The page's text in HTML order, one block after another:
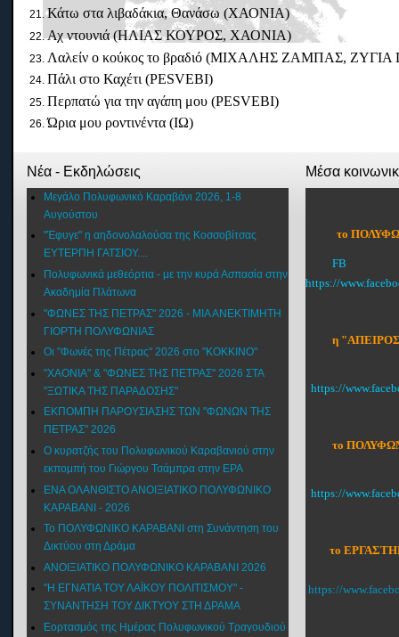
Κάτω στα λιβαδάκια, Θανάσω (ΧΑΟΝΙΑ)
Αχ ντουνιά (ΗΛΙΑΣ ΚΟΥΡΟΣ, ΧΑΟΝΙΑ)
Λαλείν ο κούκος το βραδιό (ΜΙΧΑΛΗΣ ΖΑΜΠΑΣ,
Πάλι στο Καχέτι (PESVEBI)
Περπατώ για την αγάπη μου (PESVEBI)
Ώρια μου ροντινέντα (ΙΩ)
Νέα - Εκδηλώσεις
Μεγάλο Πολυφωνικό Καραβάνι 2026, 1-8
Αυγούστου
"Έφυγε" η αηδονολαλούσα της Κοσσοβίτσας
ΕΥΤΕΡΠΗ ΓΑΤΣΙΟΥ....
Πολυφωνικά μεθεόρτια - με την κυρά Ασπασία στην
Ακαδημία Πλάτωνα
"ΦΩΝΕΣ ΤΗΣ ΠΕΤΡΑΣ" 2026 - ΜΙΑ ΑΝΕΚΤΙΜΗΤΗ
ΓΙΟΡΤΗ ΠΟΛΥΦΩΝΙΑΣ
Οι "Φωνές της Πέτρας" 2026 στο "ΚΟΚΚΙΝΟ"
"XAONIA" & "ΦΩΝΕΣ ΤΗΣ ΠΕΤΡΑΣ" 2026 ΣΤΑ
"ΞΩΤΙΚΑ ΤΗΣ ΠΑΡΑΔΟΣΗΣ"
ΕΚΠΟΜΠΗ ΠΑΡΟΥΣΙΑΣΗΣ ΤΩΝ "ΦΩΝΩΝ ΤΗΣ
ΠΕΤΡΑΣ" 2026
Ο κυρατζής του Πολυφωνικού Καραβανιού στην
εκπομπή του Γιώργου Τσάμπρα στην ΕΡΑ
ΕΝΑ ΟΛΑΝΘΙΣΤΟ ΑΝΟΙΞΙΑΤΙΚΟ ΠΟΛΥΦΩΝΙΚΟ
ΚΑΡΑΒΑΝΙ - 2026
Το ΠΟΛΥΦΩΝΙΚΟ ΚΑΡΑΒΑΝΙ στη Συνάντηση του
Δικτύου στη Δράμα
ΑΝΟΙΞΙΑΤΙΚΟ ΠΟΛΥΦΩΝΙΚΟ ΚΑΡΑΒΑΝΙ 2026
"Η ΕΓΝΑΤΙΑ ΤΟΥ ΛΑΪΚΟΥ ΠΟΛΙΤΙΣΜΟΥ" -
ΣΥΝΑΝΤΗΣΗ ΤΟΥ ΔΙΚΤΥΟΥ ΣΤΗ ΔΡΑΜΑ
Εορτασμός της Ημέρας Πολυφωνικού Τραγουδιού
Μέσα
το
FB
https://
η
https://
το
https://
το
https://